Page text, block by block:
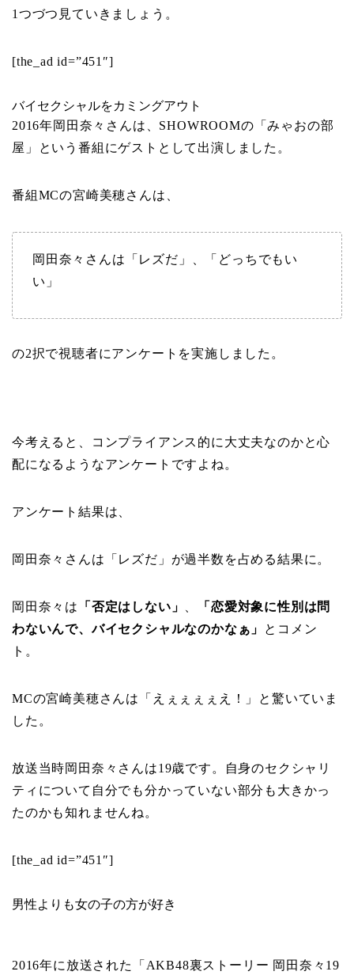
1つづつ見ていきましょう。
[the_ad id=”451″]
バイセクシャルをカミングアウト
2016年岡田奈々さんは、SHOWROOMの「みゃおの部
屋」という番組にゲストとして出演しました。
番組MCの宮崎美穂さんは、
岡田奈々さんは「レズだ」、「どっちでもい
い」
の2択で視聴者にアンケートを実施しました。
今考えると、コンプライアンス的に大丈夫なのかと心
配になるようなアンケートですよね。
アンケート結果は、
岡田奈々さんは「レズだ」が過半数を占める結果に。
岡田奈々は 「否定はしない」
「恋愛対象に性別は問
わないんで、バイセクシャルなのかなぁ」
とコメン
ト。
MCの宮崎美穂さんは「えぇぇぇぇえ！」と驚いていま
した。
放送当時岡田奈々さんは19歳です。自身のセクシャリ
ティについて自分でも分かっていない部分も大きかっ
たのかも知れませんね。
[the_ad id=”451″]
男性よりも女の子の方が好き
2016年に放送された「AKB48裏ストーリー 岡田奈々19